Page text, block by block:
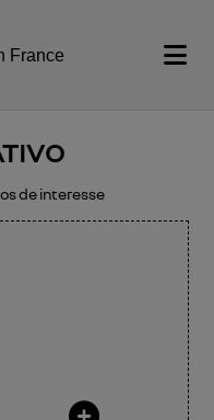
France
de interesse